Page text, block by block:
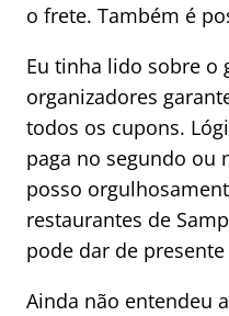
o frete. Também é
Eu tinha lido sobre o
organizadores
todos os cupons.
paga no segundo ou
posso
restaurantes de
pode dar de
Ainda não entendeu